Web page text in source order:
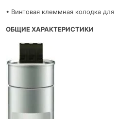
• Винтовая клеммная колодка
ОБЩИЕ ХАРАКТЕРИСТИКИ